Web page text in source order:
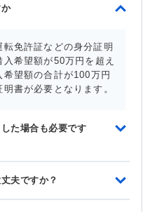
免許証などの身分証明
希望額が50万円を超え
希望額の合計が100万円
書が必要となります。
た場合も必要です
夫ですか？